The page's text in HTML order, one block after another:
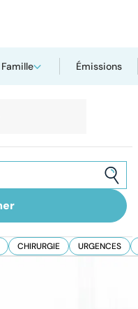
Famille Émissions
CHIRURGIE URGENCES